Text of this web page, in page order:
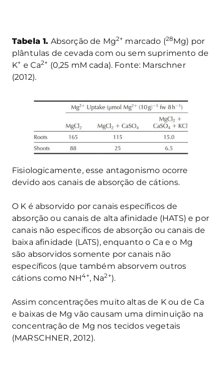
Tabela 1. Absorção de Mg2+ marcado (28Mg) por
plântulas de cevada com ou sem suprimento de
K+ e Ca2+ (0,25 mM cada). Fonte: Marschner
(2012).
Fisiologicamente, esse antagonismo ocorre
devido aos canais de absorção de cátions.
O K é absorvido por canais específicos de
absorção ou canais de alta afinidade (HATS) e por
canais não específicos de absorção ou canais de
baixa afinidade (LATS), enquanto o Ca e o Mg
são absorvidos somente por canais não
específicos (que também absorvem outros
cátions como NH4+, Na2+).
Assim concentrações muito altas de K ou de Ca
e baixas de Mg vão causam uma diminuição na
concentração de Mg nos tecidos vegetais
(MARSCHNER, 2012).